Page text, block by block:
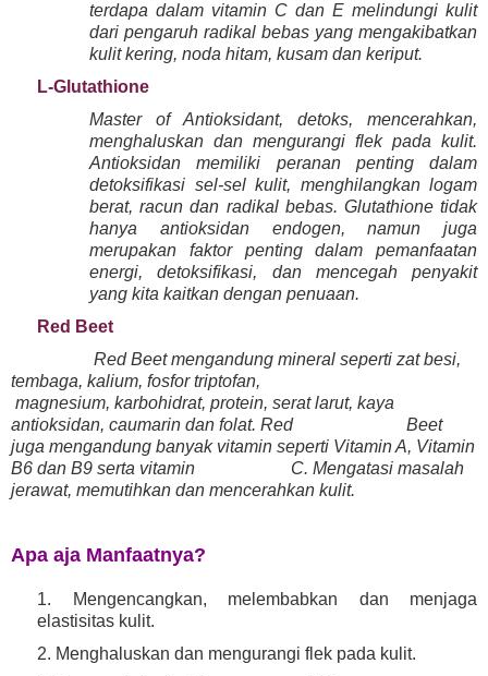
terdapa dalam vitamin C dan E melindungi kulit
dari pengaruh radikal bebas yang mengakibatkan
kulit kering, noda hitam, kusam dan keriput.
L-Glutathione
Master of Antioksidant, detoks, mencerahkan,
menghaluskan dan mengurangi flek pada kulit.
Antioksidan memiliki peranan penting dalam
detoksifikasi sel-sel kulit, menghilangkan logam
berat, racun dan radikal bebas. Glutathione tidak
hanya antioksidan endogen, namun juga
merupakan faktor penting dalam pemanfaatan
energi, detoksifikasi, dan mencegah penyakit
yang kita kaitkan dengan penuaan.
Red Beet
Red Beet mengandung mineral seperti zat besi,
tembaga, kalium, fosfor triptofan,
magnesium, karbohidrat, protein, serat larut, kaya
antioksidan, caumarin dan folat. Red Beet
juga mengandung banyak vitamin seperti Vitamin A, Vitamin
B6 dan B9 serta vitamin C. Mengatasi masalah
jerawat, memutihkan dan mencerahkan kulit.
Apa aja Manfaatnya?
1. Mengencangkan, melembabkan dan menjaga
elastisitas kulit.
2. Menghaluskan dan mengurangi flek pada kulit.